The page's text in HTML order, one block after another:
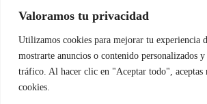
Valoramos tu privacidad
Utilizamos cookies para mejorar tu experiencia
mostrarte anuncios o contenido personalizados
tráfico. Al hacer clic en "Aceptar todo", aceptas
cookies.
Nit 901228106
Home Actualidad Variedades Opinion
El Tinteadero Caricaturas